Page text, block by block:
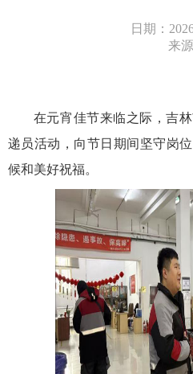
日期：
来源
在元宵佳节来临之际，吉
递员活动，向节日期间坚守岗
候和美好祝福。